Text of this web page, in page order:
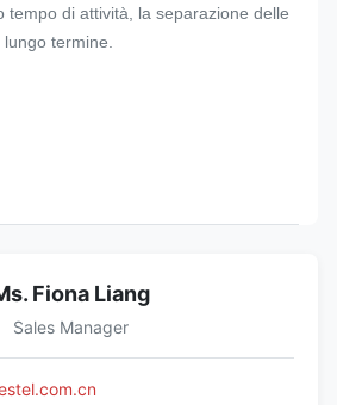
tempo di attività, la separazione delle
termine.
Fiona Liang
Sales Manager